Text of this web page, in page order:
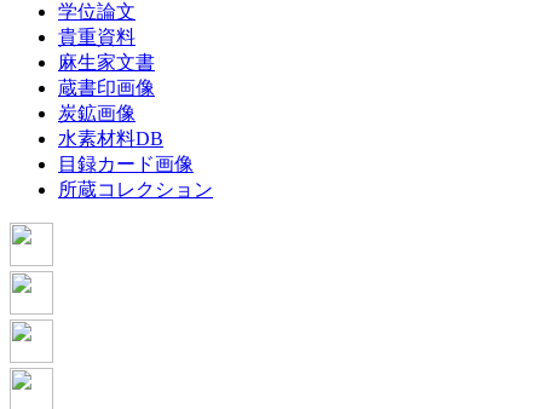
学位論文
貴重資料
麻生家文書
蔵書印画像
炭鉱画像
水素材料DB
目録カード画像
所蔵コレクション